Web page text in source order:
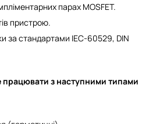
парах MOSFET.
пристрою.
за стандартами IEC-60529, DIN
з наступними типами